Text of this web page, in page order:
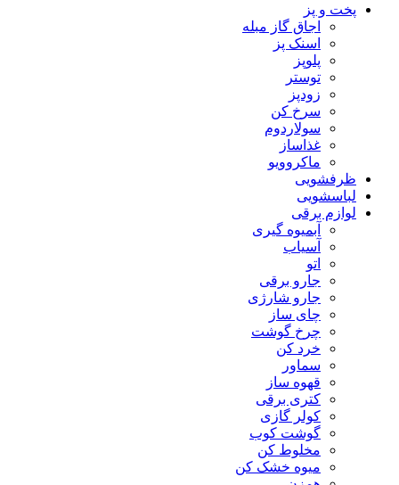
پخت و پز
اجاق گاز مبله
اسنک پز
پلوپز
توستر
زودپز
سرخ کن
سولاردوم
غذاساز
ماکروویو
ظرفشویی
لباسشویی
لوازم برقی
آبمیوه گیری
آسیاب
اتو
جارو برقی
جارو شارژی
چای ساز
چرخ گوشت
خرد کن
سماور
قهوه ساز
کتری برقی
کولر گازی
گوشت کوب
مخلوط کن
میوه خشک کن